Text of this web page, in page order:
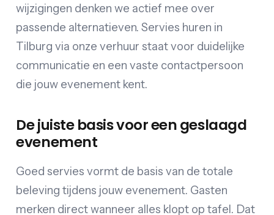
wijzigingen denken we actief mee over
passende alternatieven. Servies huren in
Tilburg via onze verhuur staat voor duidelijke
communicatie en een vaste contactpersoon
die jouw evenement kent.
De juiste basis voor een geslaagd
evenement
Goed servies vormt de basis van de totale
beleving tijdens jouw evenement. Gasten
merken direct wanneer alles klopt op tafel. Dat